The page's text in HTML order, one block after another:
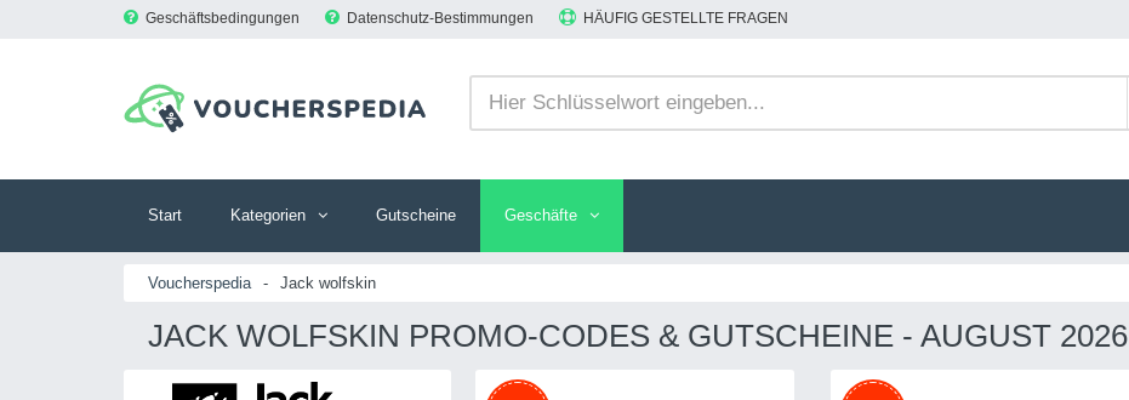
Geschäftsbedingungen Datenschutz-Bestimmungen HÄUFIG GESTELLTE FRAGEN
Start Kategorien Gutscheine Geschäfte
Voucherspedia - Jack wolfskin
JACK WOLFSKIN PROMO-CODES & GUTSCHEINE - AUGUST 2026